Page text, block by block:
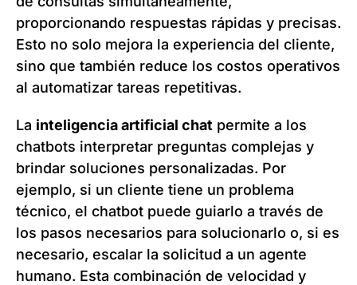
proporcionando respuestas rápidas y precisas.
Esto no solo mejora la experiencia del cliente,
sino que también reduce los costos operativos
al automatizar tareas repetitivas.
La inteligencia artificial chat permite a los
chatbots interpretar preguntas complejas y
brindar soluciones personalizadas. Por
ejemplo, si un cliente tiene un problema
técnico, el chatbot puede guiarlo a través de
los pasos necesarios para solucionarlo o, si es
necesario, escalar la solicitud a un agente
humano. Esta combinación de velocidad y